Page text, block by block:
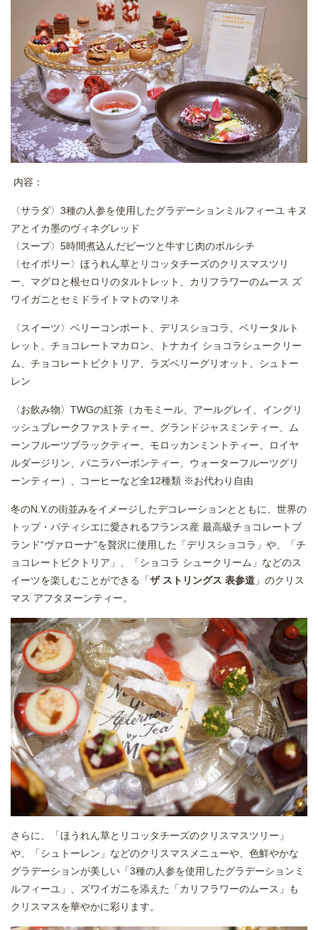
内容：
〈サラダ〉3種の人参を使用したグラデーションミルフィーユ キヌ
アとイカ墨のヴィネグレッド
〈スープ〉5時間煮込んだビーツと牛すじ肉のボルシチ
〈セイボリー〉ほうれん草とリコッタチーズのクリスマスツリ
ー、マグロと根セロリのタルトレット、カリフラワーのムース ズ
ワイガニとセミドライトマトのマリネ
〈スイーツ〉ベリーコンポート、デリスショコラ、ベリータルト
レット、チョコレートマカロン、トナカイ ショコラシュークリー
ム、チョコレートビクトリア、ラズベリーグリオット、シュトー
レン
〈お飲み物〉TWGの紅茶（カモミール、アールグレイ、イングリ
ッシュブレークファストティー、グランドジャスミンティー、ム
ーンフルーツブラックティー、モロッカンミントティー、ロイヤ
ルダージリン、バニラバーボンティー、ウォーターフルーツグリ
ーンティー）、コーヒーなど全12種類 ※お代わり自由
冬のN.Y.の街並みをイメージしたデコレーションとともに、世界の
トップ・パティシエに愛されるフランス産 最高級チョコレートブ
ランド“ヴァローナ”を贅沢に使用した「デリスショコラ」や、「チ
ョコレートビクトリア」、「ショコラ シュークリーム」などのス
イーツを楽しむことができる「ザ ストリングス 表参道 」のクリス
マス アフタヌーンティー。
さらに、「ほうれん草とリコッタチーズのクリスマスツリー」
や、「シュトーレン」などのクリスマスメニューや、色鮮やかな
グラデーションが美しい「3種の人参を使用したグラデーションミ
ルフィーユ」、ズワイガニを添えた「カリフラワーのムース」も
クリスマスを華やかに彩ります。